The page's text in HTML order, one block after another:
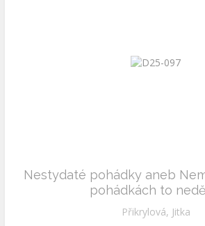
Nestydaté pohádky aneb
pohádkách to
Přikrylová, Jitka